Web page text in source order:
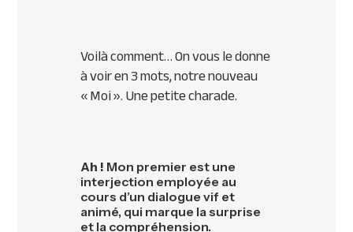
Voilà comment… On vous le donne
à voir en 3 mots, notre nouveau
« Moi ». Une petite charade.
Ah ! Mon premier est une
interjection employée au
cours d’un dialogue vif et
animé, qui marque la surprise
et la compréhension.